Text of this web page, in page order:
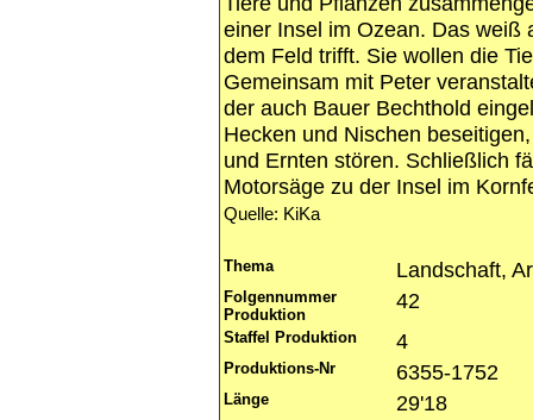
einer Insel im Ozean. Das weiß
dem Feld trifft. Sie wollen die
Gemeinsam mit Peter
der auch Bauer Bechthold
Hecken und Nischen
und Ernten stören. Schließlich
Motorsäge zu der Insel im
Quelle: KiKa
Thema Landschaft,
Folgennummer
Produktion
42
Staffel Produktion 4
Produktions-Nr 6355-1752
Länge 29'18